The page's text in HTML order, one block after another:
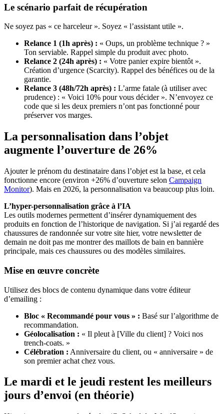
Le scénario parfait de récupération
Ne soyez pas « ce harceleur ». Soyez « l’assistant utile ».
Relance 1 (1h après) : « Oups, un problème technique ? »
Ton serviable. Rappel simple du produit avec photo.
Relance 2 (24h après) : « Votre panier expire bientôt ».
Création d’urgence (Scarcity). Rappel des bénéfices ou de la
garantie.
Relance 3 (48h/72h après) : L’arme fatale (à utiliser avec
prudence) : « Voici 10% pour vous décider ». N’envoyez ce
code que si les deux premiers n’ont pas fonctionné pour
préserver vos marges.
La personnalisation dans l’objet
augmente l’ouverture de 26%
Ajouter le prénom du destinataire dans l’objet est la base, et cela
fonctionne encore (environ +26% d’ouverture selon Campaign
Monitor). Mais en 2026, la personnalisation va beaucoup plus loin.
L’hyper-personnalisation grâce à l’IA
Les outils modernes permettent d’insérer dynamiquement des
produits en fonction de l’historique de navigation. Si j’ai regardé des
chaussures de randonnée sur votre site hier, votre newsletter de
demain ne doit pas me montrer des maillots de bain en bannière
principale, mais ces chaussures ou des modèles similaires.
Mise en œuvre concrète
Utilisez des blocs de contenu dynamique dans votre éditeur
d’emailing :
Bloc « Recommandé pour vous » : Basé sur l’algorithme de
recommandation.
Géolocalisation : « Il pleut à [Ville du client] ? Voici nos
trench-coats. »
Célébration : Anniversaire du client, ou « anniversaire » de
son premier achat chez vous.
Le mardi et le jeudi restent les meilleurs
jours d’envoi (en théorie)